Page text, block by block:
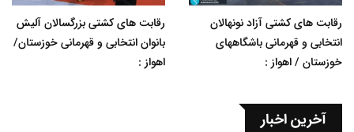
رقابت های کشتی آزاد نونهالان
انتخابی و قهرمانی باشگاههای
خوزستان / اهواز :
رقابت های کشتی بزرگسالان آلیش
بانوان انتخابی و قهرمانی خوزستان/
اهواز :
آخرین اخبار